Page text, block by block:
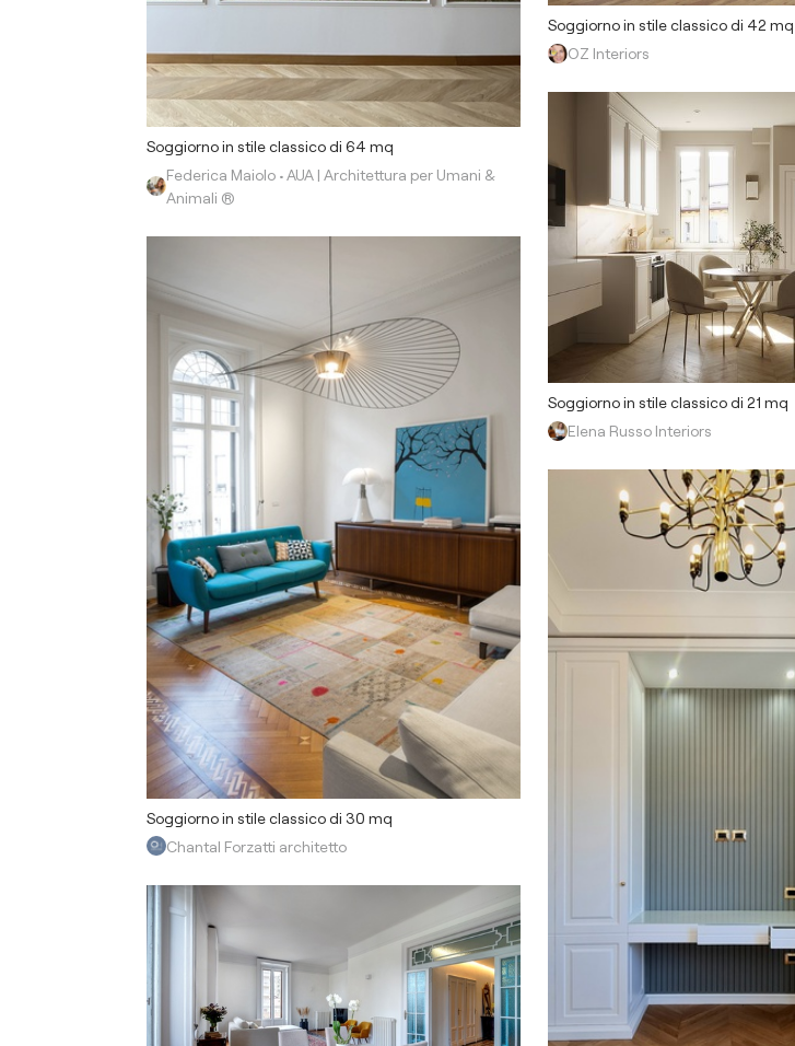
Soggiorno in stile classico di 64 mq
Federica Maiolo • AUA | Architettura per Umani &
Animali ®️
Soggiorno in stile classico di 30 mq
Chantal Forzatti architetto
Soggiorno in stile classico di 42 mq
OZ Interiors
Soggiorno in stile classico di 21 mq
Elena Russo Interiors